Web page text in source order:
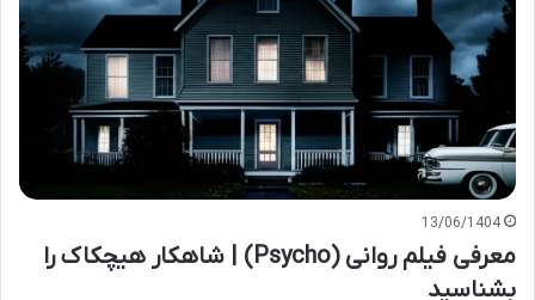
13/06/1404
معرفی فیلم روانی (Psycho) | شاهکار هیچکاک را
بشناسید